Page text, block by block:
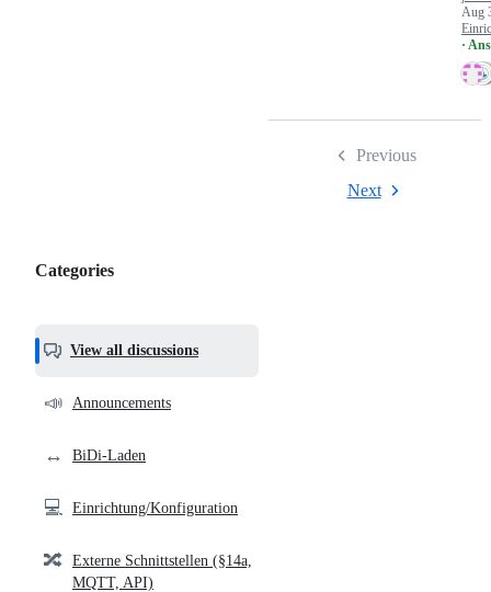
Categories,
helpful,
and
community
Categories
View all discussions
📣 Announcements
↔️ BiDi-Laden
💻 Einrichtung/Konfiguration
🔀 Externe Schnittstellen (§14a,
MQTT, API)
Aug
·
Previous
Next